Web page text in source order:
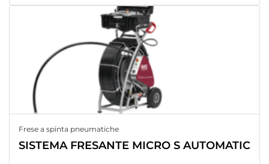
Frese a spinta pneumatiche
SISTEMA FRESANTE MICRO S AUTOMATIC